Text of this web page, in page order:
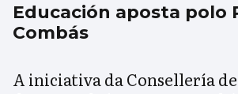
Educación aposta polo
Combás
A iniciativa da Consellería